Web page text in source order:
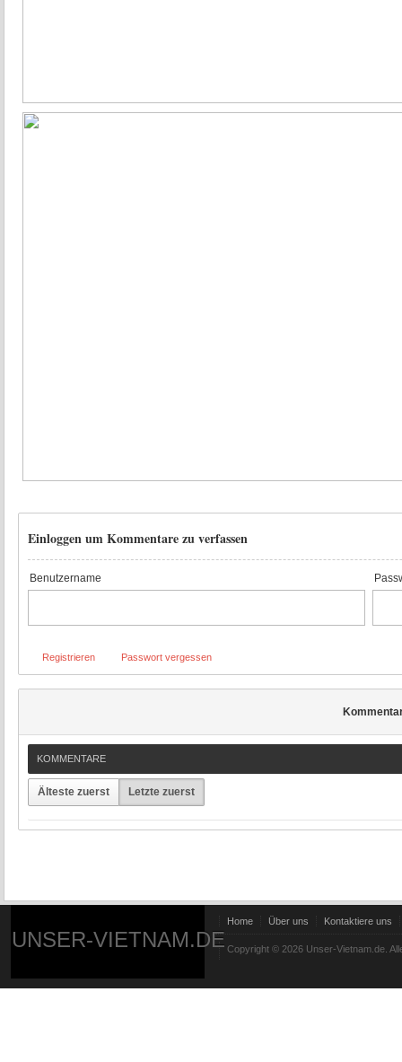
Einloggen um Kommentare zu verfassen
Benutzername
Registrieren Passwort vergessen
KOMMENTARE
Älteste zuerst Letzte zuerst
UNSER-VIETNAM.DE
Home Über uns Kontaktiere uns
Copyright © 2026 Unser-Vietnam.de.